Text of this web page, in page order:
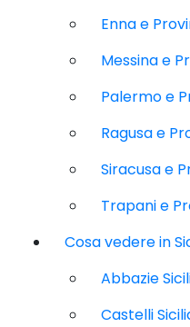
Enna e
Messina e
Palermo e
Ragusa e
Siracusa e
Trapani e
Cosa vedere in
Abbazie
Castelli